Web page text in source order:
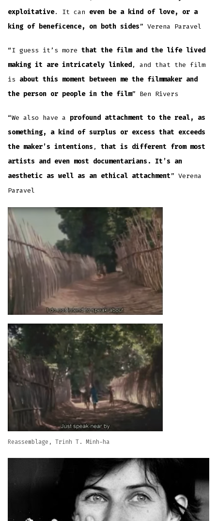
exploitative. It can even be a kind of love, or a
king of beneficence, on both sides” Verena Paravel
“I guess it’s more that the film and the life lived
making it are intricately linked, and that the film
is about this moment between me the filmmaker and
the person or people in the film” Ben Rivers
“We also have a profound attachment to the real, as
something, a kind of surplus or excess that exceeds
the maker’s intentions ,that is different from most
artists and even most documentarians. It’s an
aesthetic as well as an ethical attachment” Verena
Paravel
Reassemblage, Trinh T. Minh-ha